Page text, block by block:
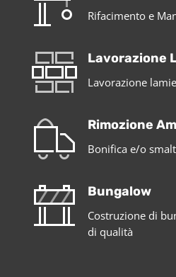
Rifacimento e
Lavorazione
Lavorazione
Rimozione
Bonifica e/o
Bungalow
Costruzione di
di qualità